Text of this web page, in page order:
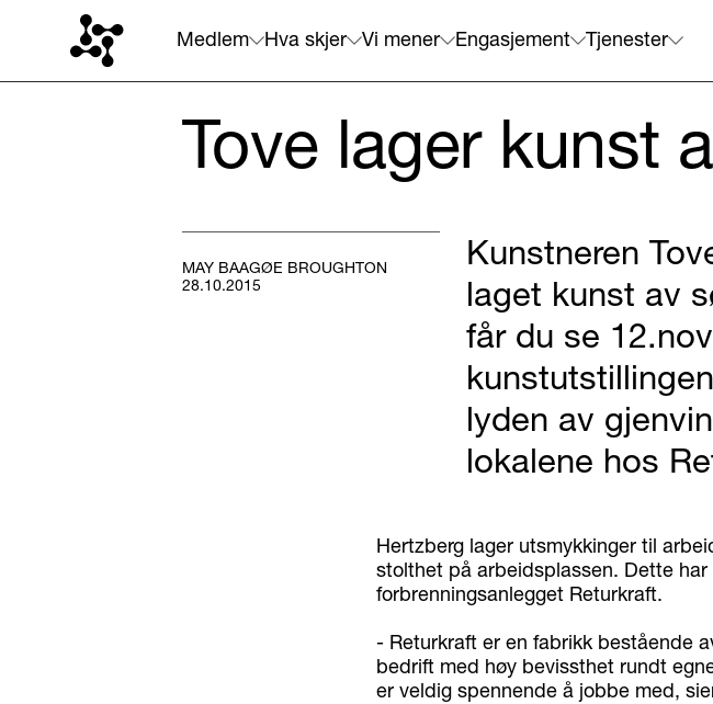
Medlem Hva skjer Vi mener Engasjement Tjenester
Tove lager kunst
MAY BAAGØE BROUGHTON
28.10.2015
Kunstneren
laget kunst av
får du se
lyden av
lokalene hos
Hertzberg lager utsmykkinger til
stolthet på arbeidsplassen. Dette
forbrenningsanlegget Returkraft.
- Returkraft er en fabrikk bestående
bedrift med høy bevissthet rundt
er veldig spennende å jobbe med,